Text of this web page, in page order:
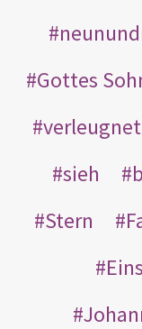
Gottes
verleugnet
sieh
Stern